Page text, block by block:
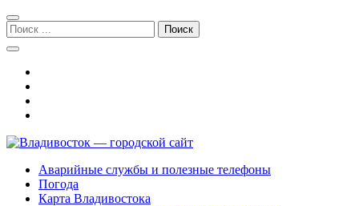
Перейти
к
навигации
Перейти
к
содержимому
Поиск:
Владивосток — городской сайт
Аварийные службы и полезные телефоны
Погода
Карта Владивостока